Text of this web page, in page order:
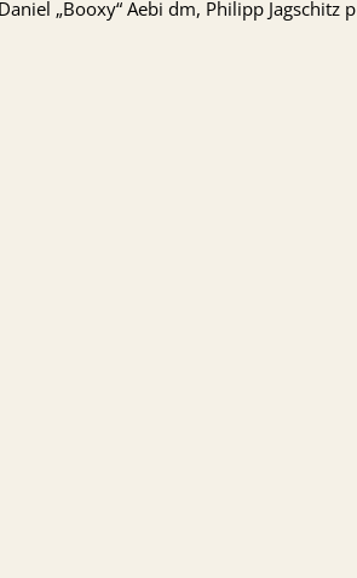
Daniel „Booxy“ Aebi dm, Philipp Jagschitz p